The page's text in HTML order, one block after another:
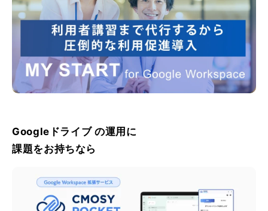
Googleドライブ の運用に
課題をお持ちなら